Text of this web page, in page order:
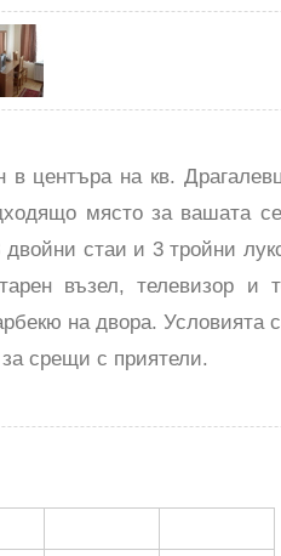
центъра на кв.
място за вашата
стаи и 3 тройни
възел, телевизор
на двора.
срещи с приятели.